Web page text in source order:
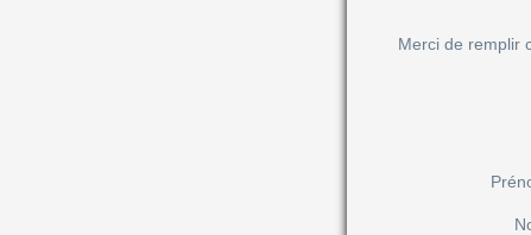
Merci de remplir